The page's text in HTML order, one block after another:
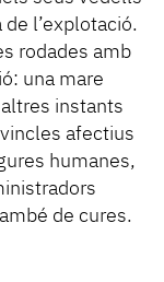
l’explotació.
rodades amb
una mare
instants
afectius
humanes,
de cures.